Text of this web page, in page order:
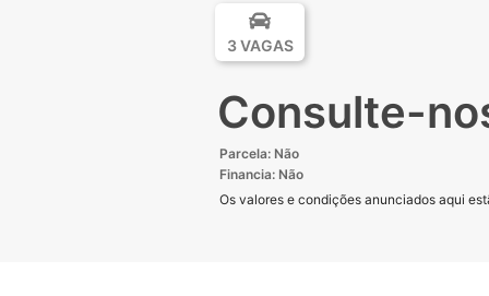
3 VAGAS
Consulte-
Parcela: Não
Financia: Não
Os valores e condições anunciados aqui